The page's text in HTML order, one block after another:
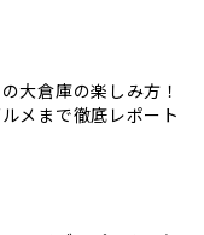
大倉庫の楽しみ方！
メまで徹底レポート